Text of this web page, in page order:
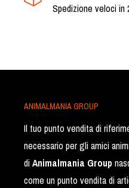
Spedizione veloci in
ANIMALMANIA GROUP
Il tuo punto vendita di
necessario per gli amici
diAnimalmania Group
come un punto vendita di